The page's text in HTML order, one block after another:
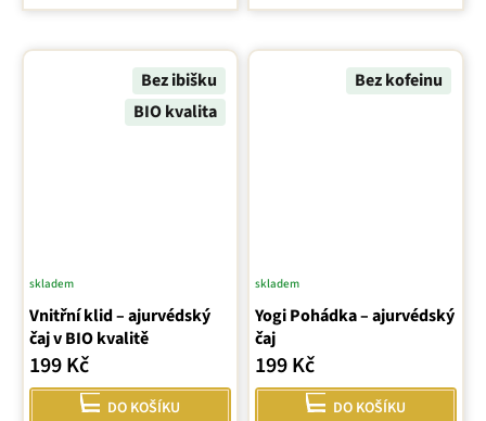
5
5
Bez ibišku
BIO kvalita
Vnitřní klid – ajurvédský
čaj v BIO kvalitě
skladem
199 Kč
DO KOŠÍKU
Bez kofeinu
Yogi Pohádka – ajurvédský
čaj
skladem
199 Kč
DO KOŠÍKU